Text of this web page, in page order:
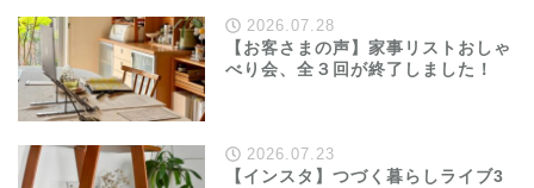
2026.07.28
【お客さまの声】家事リストおしゃ
べり会、全３回が終了しました！
2026.07.23
【インスタ】つづく暮らしライブ3